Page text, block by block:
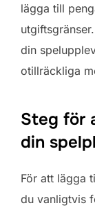
lägga till
din
otillräckliga
Steg för
din
För att lägga
du vanligtvis